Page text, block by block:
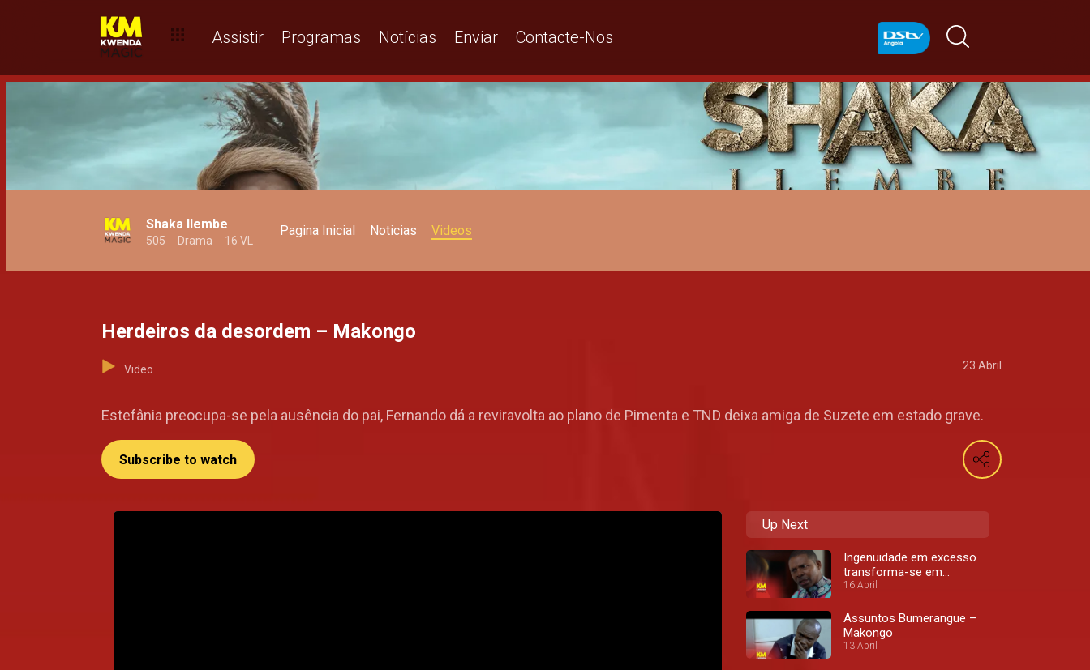
Assistir Programas Notícias Enviar Contacte-Nos
Shaka Ilembe
505 Drama 16 VL
Pagina Inicial Noticias Videos
Herdeiros da desordem – Makongo
Video 23 Abril
Estefânia preocupa-se pela ausência do pai, Fernando dá a reviravolta ao plano de Pimenta e TND deixa amiga de Suzete em estado grave.
Subscribe to watch
Up Next
Ingenuidade em excesso
transforma-se em
coragem – Makongo
16 Abril
Assuntos Bumerangue –
Makongo
13 Abril